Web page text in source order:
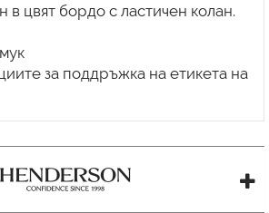
в цвят бордо с ластичен колан.
за поддръжка на етикета на